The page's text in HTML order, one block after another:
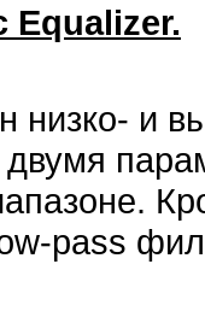
Equalizer.
низко- и
pass